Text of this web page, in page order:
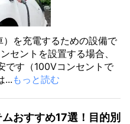
を充電するための設備で
セントを設置する場合、
です（100Vコンセントで
... もっと読む
おすすめ17選！目的別